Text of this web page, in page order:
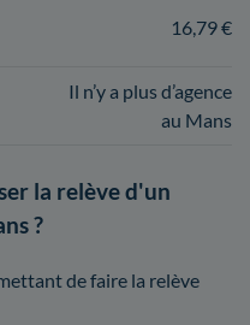
16,79 €
Il n’y a plus d’agence
au Mans
la relève d'un
?
de faire la relève